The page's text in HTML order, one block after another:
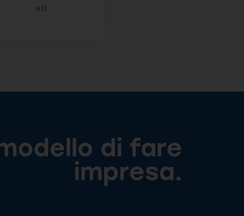
elit.
di fare
impresa.